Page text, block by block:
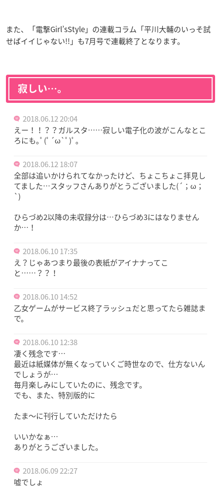
また、「電撃Girl’sStyle」の連載コラム「平川大輔のいっそ試
せばイイじゃない!!」も7月号で連載終了となります。
寂しい…。
2018.06.12 20:04
えー！！？？ガルスタ……寂しい電子化の波がこんなとこ
ろにも｡ﾟ(ﾟ´ω`ﾟ)ﾟ｡
2018.06.12 18:07
全部は追いかけられてなかったけど、ちょこちょこ拝見し
てました…スタッフさんありがとうございました(´；ω；
`)
ひらづめ2以降の未収録分は…ひらづめ3にはなりません
か…！
2018.06.10 17:35
え？じゃあつまり最後の表紙がアイナナってこ
と……？？！
2018.06.10 14:52
乙女ゲームがサービス終了ラッシュだと思ってたら雑誌ま
で。
2018.06.10 12:38
凄く残念です…
最近は紙媒体が無くなっていくご時世なので、仕方ないん
でしょうが…
毎月楽しみにしていたのに、残念です。
でも、また、特別版的に
たま～に刊行していただけたら
いいかなぁ…
ありがとうございました。
2018.06.09 22:27
嘘でしょ